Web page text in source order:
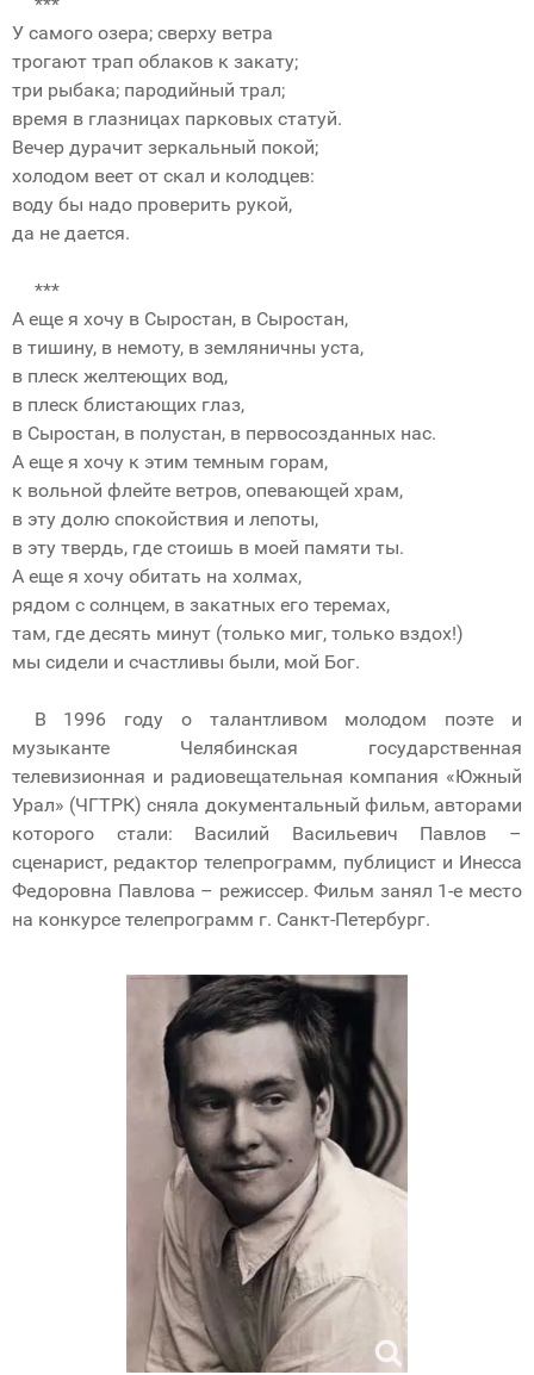
У самого озера; сверху ветра
трогают трап облаков к закату;
три рыбака; пародийный трал;
время в глазницах парковых статуй.
Вечер дурачит зеркальный покой;
холодом веет от скал и колодцев:
воду бы надо проверить рукой,
да не дается.
***
А еще я хочу в Сыростан, в Сыростан,
в тишину, в немоту, в земляничны уста,
в плеск желтеющих вод,
в плеск блистающих глаз,
в Сыростан, в полустан, в первосозданных нас.
А еще я хочу к этим темным горам,
к вольной флейте ветров, опевающей храм,
в эту долю спокойствия и лепоты,
в эту твердь, где стоишь в моей памяти ты.
А еще я хочу обитать на холмах,
рядом с солнцем, в закатных его теремах,
там, где десять минут (только миг, только вздох!)
мы сидели и счастливы были, мой Бог.
В 1996 году о талантливом молодом поэте и
музыканте Челябинская государственная
телевизионная и радиовещательная компания «Южный
Урал» (ЧГТРК) сняла документальный фильм, авторами
которого стали: Василий Васильевич Павлов –
сценарист, редактор телепрограмм, публицист и Инесса
Федоровна Павлова – режиссер. Фильм занял 1-е место
на конкурсе телепрограмм г. Санкт-Петербург.